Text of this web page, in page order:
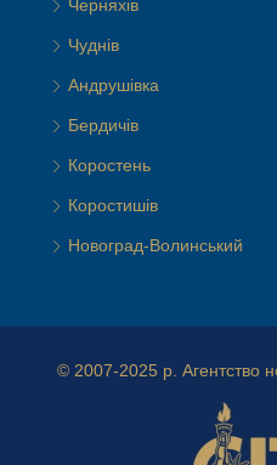
Черняхів
Чуднів
Андрушівка
Бердичів
Коростень
Коростишів
Новоград-Волинський
© 2007-2025 р. Агентство